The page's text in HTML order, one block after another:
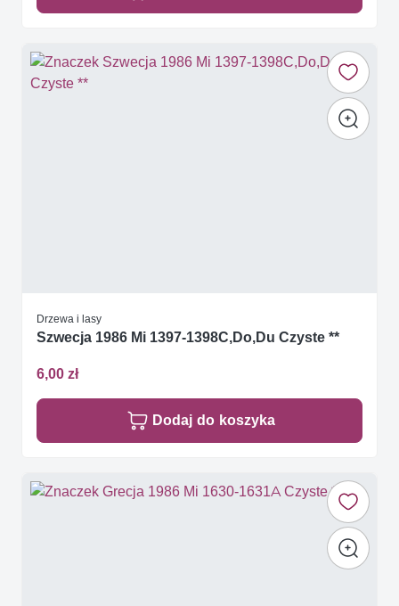
Drzewa i lasy
Szwecja 1986 Mi 1397-1398C,Do,Du Czyste **
6,00 zł
Dodaj do koszyka